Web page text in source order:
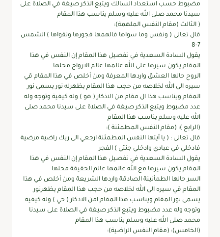
مضبوط حسب استعداد السالك ويتبع الذكر صيغة في الصلاة على
سيدنا محمد صلى الله عليه وسلم يناسب هذا المقام
( الثالث )مقام النفس الملهمة):
قال تعالى ( ونفس وما سواها فالهمها فجورها وتقواها ) الشمس
7-8
يقول السادة السعدية في تفصيل هذا المقام إن النفس في هذا
المقام يكون سيرها على الله عالمها عالم الارواح محلها
الروح حالها العشق واردها المعرفة ومن أخلص في هذا المقام قي
سيره الى الله لخلاصه من حجب هذا المقام يظهرله نور يسمى نور
المقام ويناسب هذا ال مقام من الاذكار ( هو ) وله كيفية وتوجه وله
عدد مضبوط ويتبع الذكر صيغة في الصلاة على سيدنا محمد صلى
الله عليه وسلم يناسب هذا المقام
(الرابع ): (مقام النفس المطمئنة ):
قال تعالى : ( يا أيتها النفس المطمئنة ارجعي الى ربك راضية مرضية
فادخلي في عبادي وادخلي جنتي ) الفجر
يقول السادة السعدية في تفصيل هذا المقام إن النفس في هذا
المقام يكون سيرها مع الله عالمها عالم الحقيقة محلها
السر حالها الطمأنينة الصادقة واردها الشريعة ومن أخلص في هذا
المقام قي سيره الى الله لخلاصه من حجب هذا المقام يظهرنور
يسمى نور المقام ويناسب هذا المقام امن الاذكار ( حي ) وله كيفية
وتوجه وله عدد مضبوط ويتبع الذكر صيغة في الصلاة على سيدنا
محمد صلى الله عليه وسلم يناسب هذا المقام
(الخامس): (مقام النفس الراضية):